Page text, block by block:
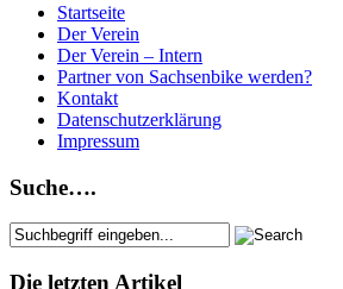
Startseite
Der Verein
Der Verein – Intern
Partner von Sachsenbike werden?
Kontakt
Datenschutzerklärung
Impressum
Suche….
Die letzten Artikel